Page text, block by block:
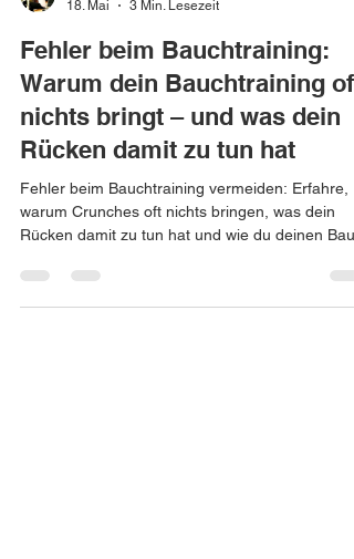
18. Mai
3 Min. Lesezeit
Fehler beim Bauchtraining:
Warum dein Bauchtraining oft
nichts bringt – und was dein
Rücken damit zu tun hat
Fehler beim Bauchtraining vermeiden: Erfahre,
Rücken damit zu tun hat und wie du deinen